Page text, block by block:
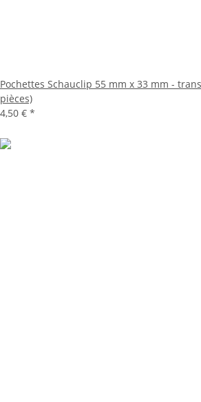
Pochettes Schauclip 55 mm x 33 mm -
pièces)
4,50 € *